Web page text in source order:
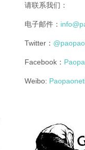
请联系我们：
电子邮件：
Twitter：
Facebook：
Weibo: